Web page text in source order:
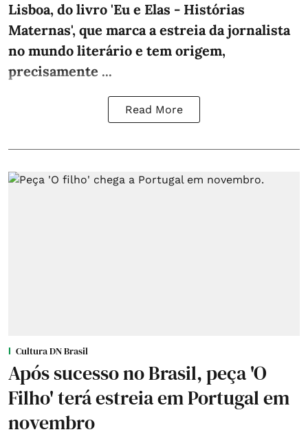
Lisboa, do livro 'Eu e Elas - Histórias
Maternas', que marca a estreia da jornalista
no mundo literário e tem origem,
precisamente ...
Read More
Cultura DN Brasil
Após sucesso no Brasil, peça 'O
Filho' terá estreia em Portugal em
novembro